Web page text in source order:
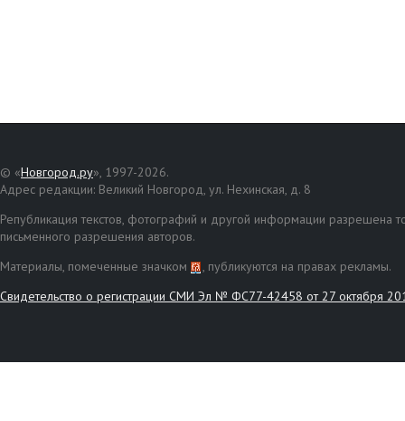
© «Новгород.ру», 1997-2026.
Адрес редакции: Великий Новгород, ул. Нехинская, д. 8
Републикация текстов, фотографий и другой информации разрешена
письменного разрешения авторов.
Материалы, помеченные значком
, публикуются на правах рекламы.
Свидетельство о регистрации СМИ Эл № ФС77-42458 от 27 октября